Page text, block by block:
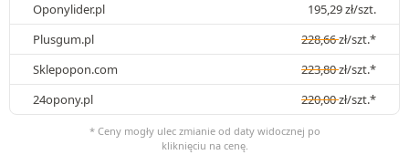
Oponylider.pl 195,29zł/szt.
Plusgum.pl
228,66zł/szt.*
Sklepopon.com
223,80zł/szt.*
24opony.pl
220,00zł/szt.*
* Ceny mogły ulec zmianie od daty widocznej po
kliknięciu na cenę.